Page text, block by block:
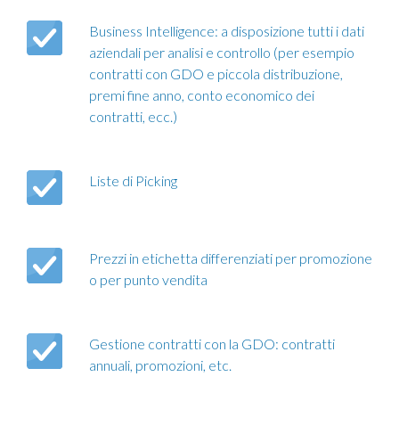
Business Intelligence: a disposizione tutti i dati
aziendali per analisi e controllo (per esempio
contratti con GDO e piccola distribuzione,
premi fine anno, conto economico dei
contratti, ecc.)
Liste di Picking
Prezzi in etichetta differenziati per promozione
o per punto vendita
Gestione contratti con la GDO: contratti
annuali, promozioni, etc.